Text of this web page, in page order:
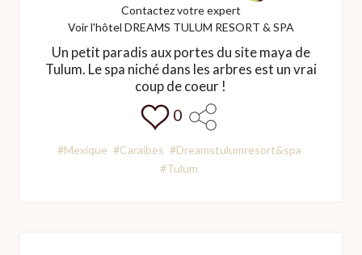
Contactez votre expert
Voir l'hôtel DREAMS TULUM RESORT & SPA
Un petit paradis aux portes du site maya de
Tulum. Le spa niché dans les arbres est un vrai
coup de coeur !
0
#Mexique #Caraibes #Dreamstulumresort&spa
#Tulum